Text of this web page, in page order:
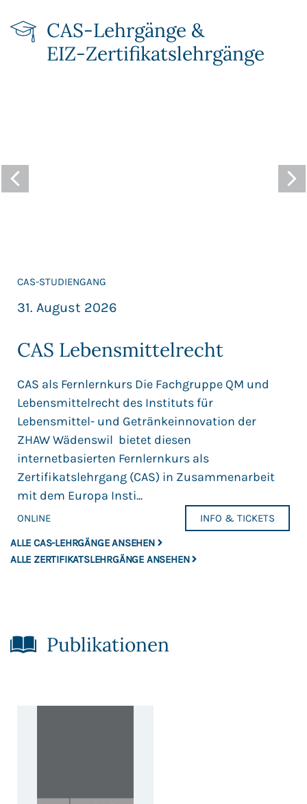
CAS-Lehrgänge &
EIZ‑Zertifikats­lehrgänge
ALLE CAS-LEHRGÄNGE ANSEHEN
ALLE ZERTIFIKATSLEHRGÄNGE ANSEHEN
CAS-STUDIENGANG
31. August 2026
CAS Lebensmittelrecht
CAS als Fernlernkurs Die Fachgruppe QM und
Lebensmittelrecht des Instituts für
Lebensmittel- und Getränkeinnovation der
ZHAW Wädenswil bietet diesen
internetbasierten Fernlernkurs als
Zertifikatslehrgang (CAS) in Zusammenarbeit
mit dem Europa Insti...
ONLINE INFO & TICKETS
Publikationen​